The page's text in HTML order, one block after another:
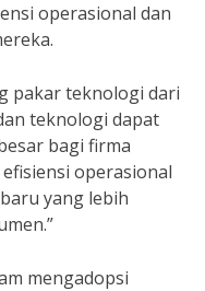
operasional dan
pakar teknologi dari
teknologi dapat
bagi firma
operasional
yang lebih
mengadopsi